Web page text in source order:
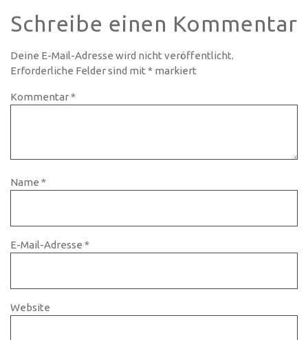
Schreibe einen Kommentar
Deine E-Mail-Adresse wird nicht veröffentlicht.
Erforderliche Felder sind mit * markiert
Kommentar*
Name *
E-Mail-Adresse *
Website